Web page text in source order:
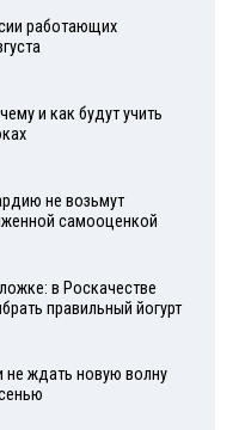
работающих
и как будут учить
не возьмут
самооценкой
в Роскачестве
правильный йогурт
не ждать новую волну